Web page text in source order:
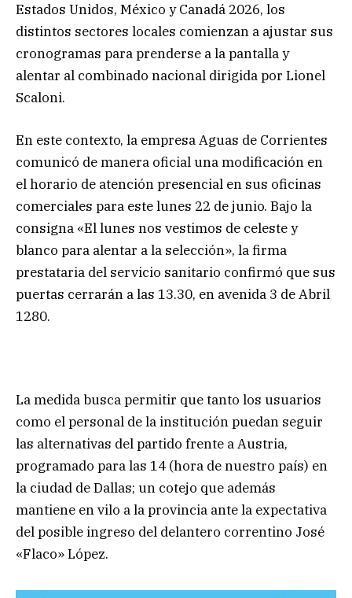
Estados Unidos, México y Canadá 2026, los
distintos sectores locales comienzan a ajustar sus
cronogramas para prenderse a la pantalla y
alentar al combinado nacional dirigida por Lionel
Scaloni.
En este contexto, la empresa Aguas de Corrientes
comunicó de manera oficial una modificación en
el horario de atención presencial en sus oficinas
comerciales para este lunes 22 de junio. Bajo la
consigna «El lunes nos vestimos de celeste y
blanco para alentar a la selección», la firma
prestataria del servicio sanitario confirmó que sus
puertas cerrarán a las 13.30, en avenida 3 de Abril
1280.
La medida busca permitir que tanto los usuarios
como el personal de la institución puedan seguir
las alternativas del partido frente a Austria,
programado para las 14 (hora de nuestro país) en
la ciudad de Dallas; un cotejo que además
mantiene en vilo a la provincia ante la expectativa
del posible ingreso del delantero correntino José
«Flaco» López.